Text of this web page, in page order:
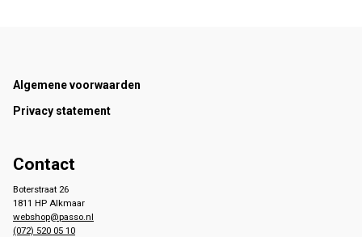
Footer
Algemene voorwaarden
Privacy statement
Contact
Boterstraat 26
1811 HP Alkmaar
webshop@passo.nl
(072) 520 05 10